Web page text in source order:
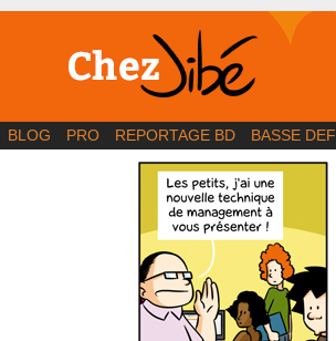
BD | Illustration | Blog
BLOG PRO REPORTAGE BD BASSE DEF